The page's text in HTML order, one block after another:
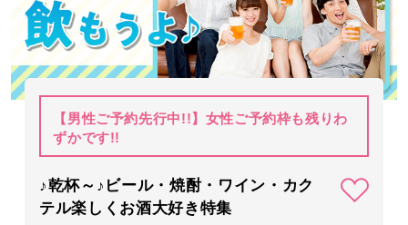
【男性ご予約先行中!!】女性ご予約枠も残りわ
ずかです!!
♪乾杯～♪ビール・焼酎・ワイン・カク
テル楽しくお酒大好き特集